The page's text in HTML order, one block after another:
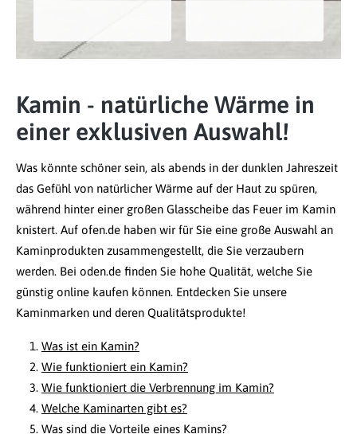
Kamin - natürliche Wärme in
einer exklusiven Auswahl!
Was könnte schöner sein, als abends in der dunklen Jahreszeit
das Gefühl von natürlicher Wärme auf der Haut zu spüren,
während hinter einer großen Glasscheibe das Feuer im Kamin
knistert. Auf ofen.de haben wir für Sie eine große Auswahl an
Kaminprodukten zusammengestellt, die Sie verzaubern
werden. Bei oden.de finden Sie hohe Qualität, welche Sie
günstig online kaufen können. Entdecken Sie unsere
Kaminmarken und deren Qualitätsprodukte!
Was ist ein Kamin?
Wie funktioniert ein Kamin?
Wie funktioniert die Verbrennung im Kamin?
Welche Kaminarten gibt es?
Was sind die Vorteile eines Kamins?